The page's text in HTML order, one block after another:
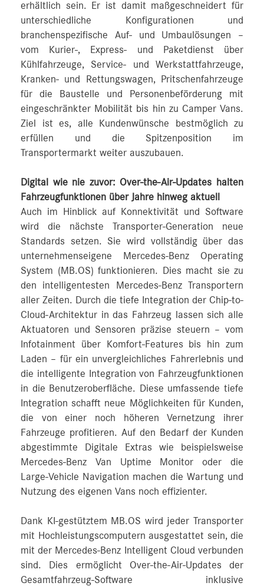
erhältlich sein. Er ist damit maßgeschneidert für
unterschiedliche Konfigurationen und
branchenspezifische Auf- und Umbaulösungen –
vom Kurier-, Express- und Paketdienst über
Kühlfahrzeuge, Service- und Werkstattfahrzeuge,
Kranken- und Rettungswagen, Pritschenfahrzeuge
für die Baustelle und Personenbeförderung mit
eingeschränkter Mobilität bis hin zu Camper Vans.
Ziel ist es, alle Kundenwünsche bestmöglich zu
erfüllen und die Spitzenposition im
Transportermarkt weiter auszubauen.
Digital wie nie zuvor: Over-the-Air-Updates halten
Fahrzeugfunktionen über Jahre hinweg aktuell
Auch im Hinblick auf Konnektivität und Software
wird die nächste Transporter-Generation neue
Standards setzen. Sie wird vollständig über das
unternehmenseigene Mercedes‑Benz Operating
System (MB.OS) funktionieren. Dies macht sie zu
den intelligentesten Mercedes‑Benz Transportern
aller Zeiten. Durch die tiefe Integration der Chip-to-
Cloud-Architektur in das Fahrzeug lassen sich alle
Aktuatoren und Sensoren präzise steuern – vom
Infotainment über Komfort-Features bis hin zum
Laden – für ein unvergleichliches Fahrerlebnis und
die intelligente Integration von Fahrzeugfunktionen
in die Benutzeroberfläche. Diese umfassende tiefe
Integration schafft neue Möglichkeiten für Kunden,
die von einer noch höheren Vernetzung ihrer
Fahrzeuge profitieren. Auf den Bedarf der Kunden
abgestimmte Digitale Extras wie beispielsweise
Mercedes‑Benz Van Uptime Monitor oder die
Large-Vehicle Navigation machen die Wartung und
Nutzung des eigenen Vans noch effizienter.
Dank KI-gestütztem MB.OS wird jeder Transporter
mit Hochleistungscomputern ausgestattet sein, die
mit der Mercedes‑Benz Intelligent Cloud verbunden
sind. Dies ermöglicht Over-the-Air-Updates der
Gesamtfahrzeug-Software inklusive